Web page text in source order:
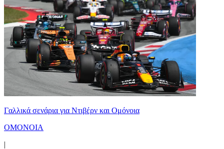
Γαλλικά σενάρια για Ντιβέρν και Ομόνοια
ΟΜΟΝΟΙΑ
|